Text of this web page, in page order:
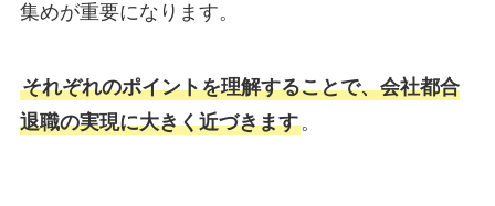
集めが重要になります。
それぞれのポイントを理解することで、会社都合
退職の実現に大きく近づきます。